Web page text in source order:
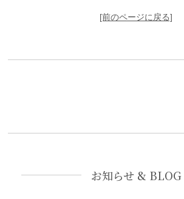
[前のページに戻る]
お知らせ & BLOG